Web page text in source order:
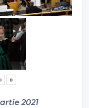
› »
2021